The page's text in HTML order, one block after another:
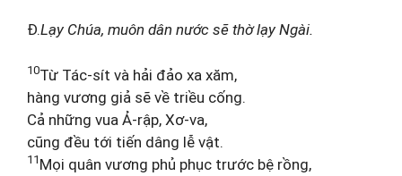
Đ.Lạy Chúa, muôn dân nước sẽ thờ lạy Ngài.
10Từ Tác-sít và hải đảo xa xăm,
hàng vương giả sẽ về triều cống.
Cả những vua Ả-rập, Xơ-va,
cũng đều tới tiến dâng lễ vật.
11 Mọi quân vương phủ phục trước bệ rồng,